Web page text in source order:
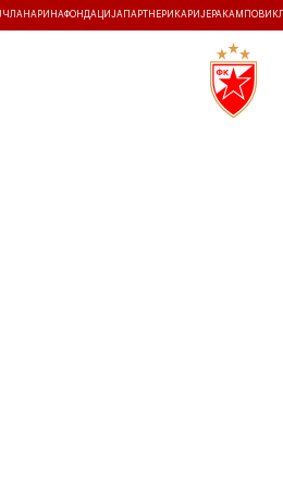
ЧЛАНАРИНАФОНДАЦИЈА ПАРТНЕРИ КАРИЈЕРА КАМПОВИ